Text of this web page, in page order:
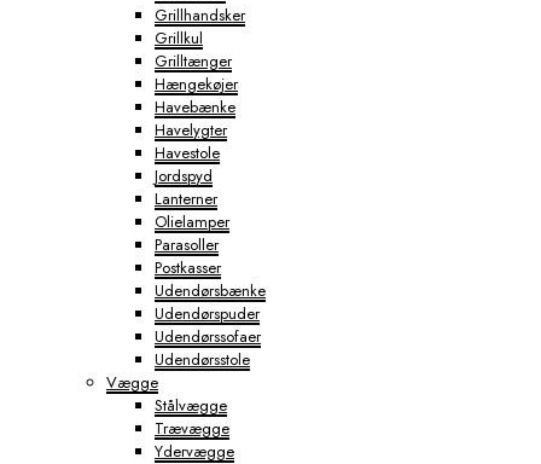
Grillhandsker
Grillkul
Grilltænger
Hængekøjer
Havebænke
Havelygter
Havestole
Jordspyd
Lanterner
Olielamper
Parasoller
Postkasser
Udendørsbænke
Udendørspuder
Udendørssofaer
Udendørsstole
Vægge
Stålvægge
Trævægge
Ydervægge